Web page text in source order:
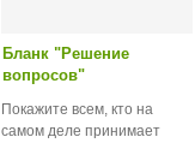
Бланк "Решение
вопросов"
Покажите всем, кто на
самом деле принимает